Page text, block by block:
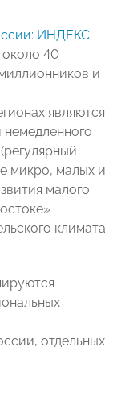
ИНДЕКС
около 40
и
являются
микро, малых и
малого
климата
отдельных